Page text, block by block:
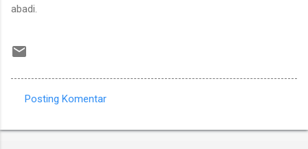
abadi.
o
Posting Komentar